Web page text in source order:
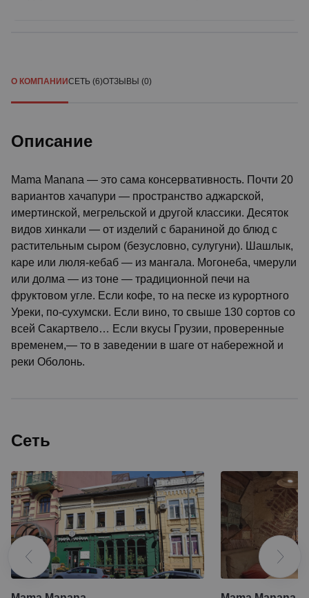
О КОМПАНИИСЕТЬ (6)ОТЗЫВЫ (0)
Описание
Mama Manana — это сама консервативность. Почти 20
вариантов хачапури — пространство аджарской,
имертинской, мегрельской и другой классики. Десяток
видов хинкали — от изделий с бараниной до блюд с
растительным сыром (безусловно, сулугуни). Шашлык,
каре или люля-кебаб — из мангала. Могонеба, чмерули
или долма — из тоне — традиционной печи на
фруктовом угле. Если кофе, то на песке из курортного
Уреки, по-сухумски. Если вино, то свыше 130 сортов со
всей Сакартвело… Если вкусы Грузии, проверенные
временем,— то в заведении в шаге от набережной и
реки Оболонь.
Сеть